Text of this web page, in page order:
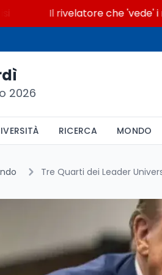
Il rivelatore che 'vede' i
2026
RICERCA MONDO